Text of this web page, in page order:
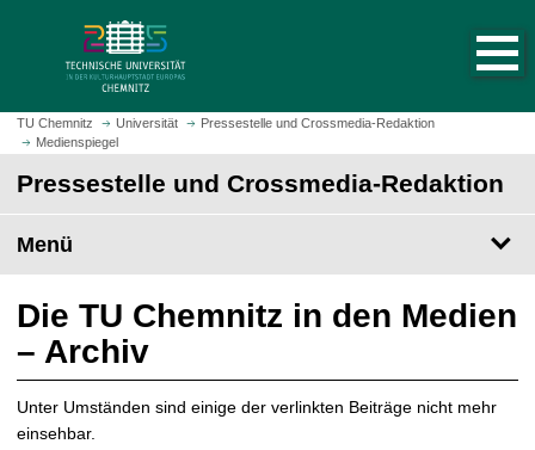
m
H
t
s
i
e
a
u
f
r
u
f
e
TU Chemnitz Universität
Pressestelle und Crossmedia-Redaktion
Medienspiegel
Pressestelle und Crossmedia-Redaktion
Menü
Die TU Chemnitz in den Medien
– Archiv
Unter Umständen sind einige der verlinkten Beiträge nicht mehr
einsehbar.